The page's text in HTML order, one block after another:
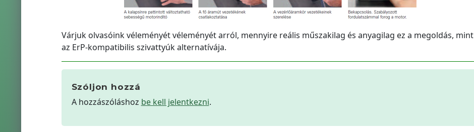
Várjuk olvasóink véleményét véleményét arról, mennyire reális műszakilag és anyagilag ez a megoldás, mint
az ErP-kompatibilis szivattyúk alternatívája.
Szóljon hozzá
A hozzászóláshoz be kell jelentkezni.